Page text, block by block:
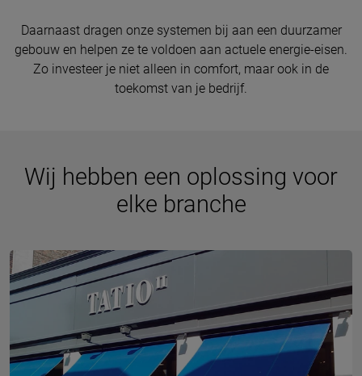
Daarnaast dragen onze systemen bij aan een duurzamer
gebouw en helpen ze te voldoen aan actuele energie-eisen.
Zo investeer je niet alleen in comfort, maar ook in de
toekomst van je bedrijf.
Wij hebben een oplossing voor
elke branche